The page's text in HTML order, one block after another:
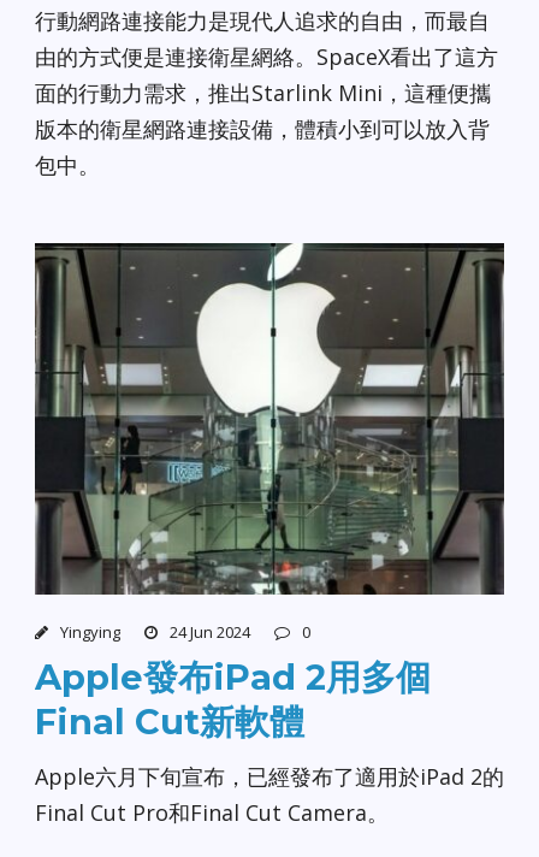
行動網路連接能力是現代人追求的自由，而最自
由的方式便是連接衛星網絡。SpaceX看出了這方
面的行動力需求，推出Starlink Mini，這種便攜
版本的衛星網路連接設備，體積小到可以放入背
包中。
Yingying 24 Jun 2024 0
Apple發布iPad 2用多個
Final Cut新軟體
Apple六月下旬宣布，已經發布了適用於iPad 2的
Final Cut Pro和Final Cut Camera。